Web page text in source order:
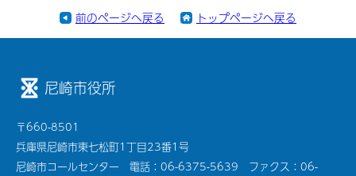
前のページへ戻る トップページへ戻る
尼崎市役所
〒660-8501
兵庫県尼崎市東七松町1丁目23番1号
尼崎市コールセンター 電話：06-6375-5639 ファクス：06-